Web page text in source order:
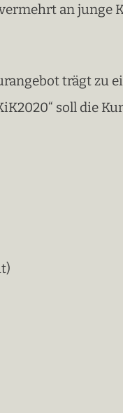
an junge
trägt zu
soll die